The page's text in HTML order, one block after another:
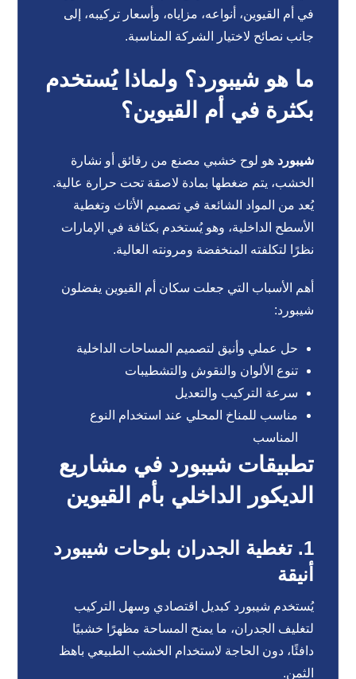
في أم القيوين، أنواعه، مزاياه، وأسعار تركيبه، إلى
جانب نصائح لاختيار الشركة المناسبة.
ما هو شيبورد؟ ولماذا يُستخدم
بكثرة في أم القيوين؟
شيبورد هو لوح خشبي مصنع من رقائق أو نشارة
الخشب، يتم ضغطها بمادة لاصقة تحت حرارة عالية.
يُعد من المواد الشائعة في تصميم الأثاث وتغطية
الأسطح الداخلية، وهو يُستخدم بكثافة في الإمارات
نظرًا لتكلفته المنخفضة ومرونته العالية.
أهم الأسباب التي جعلت سكان أم القيوين يفضلون
شيبورد:
حل عملي وأنيق لتصميم المساحات الداخلية
تنوع الألوان والنقوش والتشطيبات
سرعة التركيب والتعديل
مناسب للمناخ المحلي عند استخدام النوع
المناسب
تطبيقات شيبورد في مشاريع
الديكور الداخلي بأم القيوين
1. تغطية الجدران بلوحات شيبورد
أنيقة
يُستخدم شيبورد كبديل اقتصادي وسهل التركيب
لتغليف الجدران، ما يمنح المساحة مظهرًا خشبيًا
دافئًا، دون الحاجة لاستخدام الخشب الطبيعي باهظ
الثمن.